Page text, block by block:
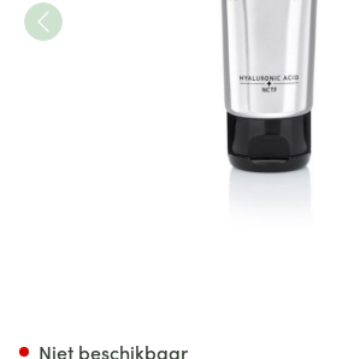
Niet beschikbaar